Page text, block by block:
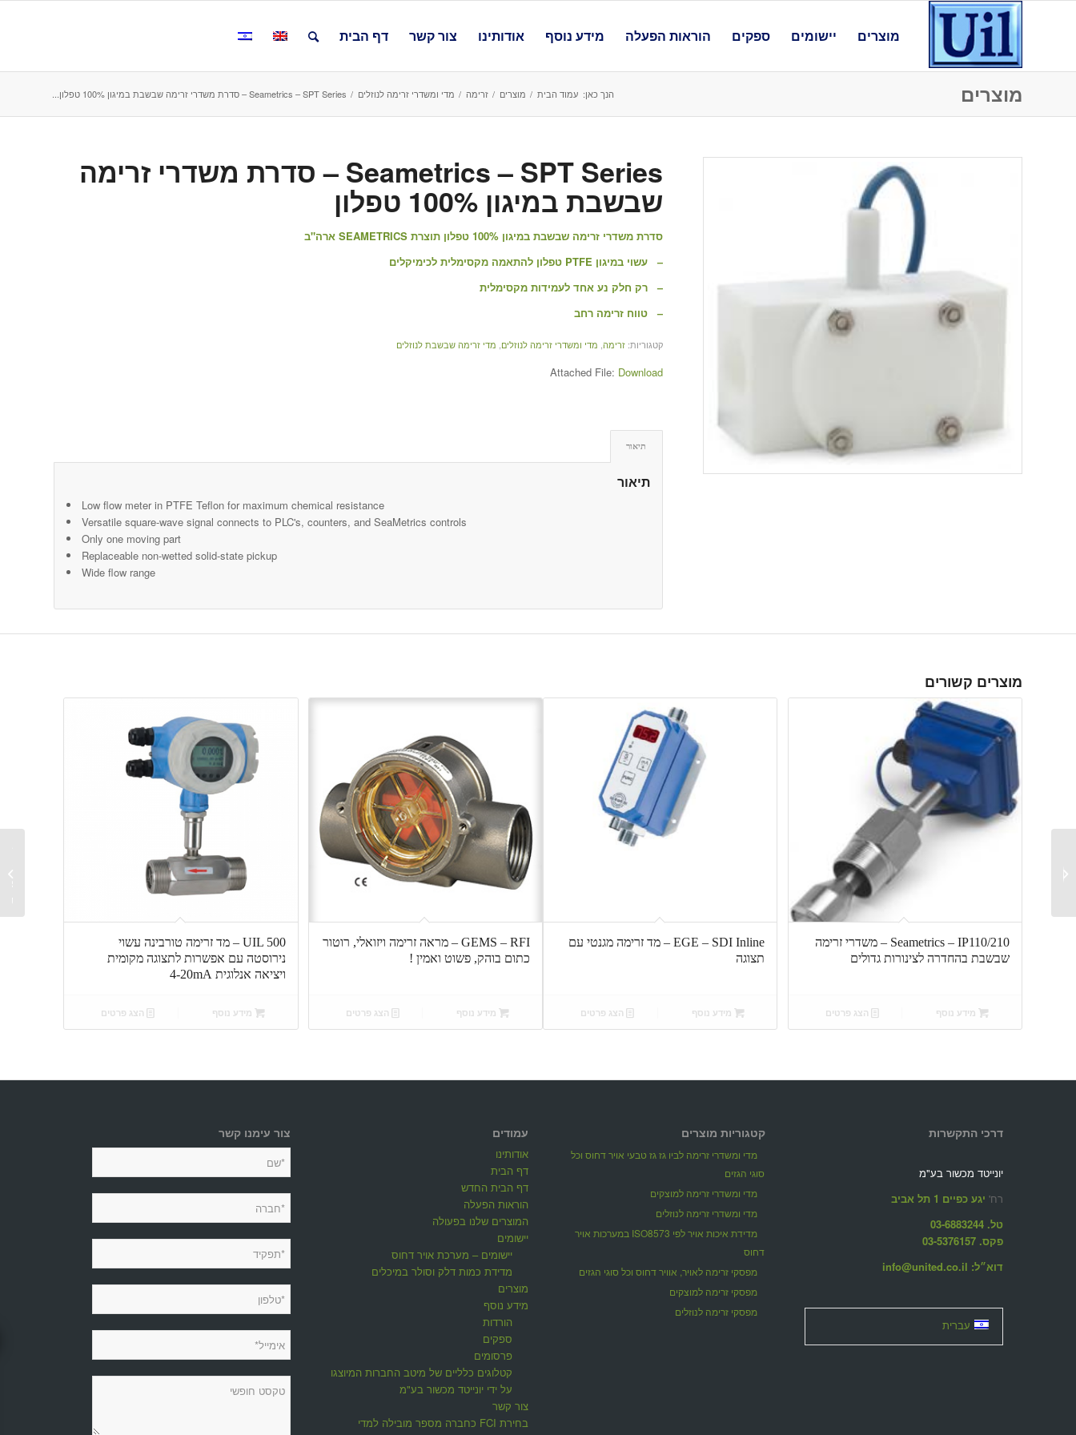
מוצרים יישומים ספקים הוראות הפעלה מידע נוסף אודותינו צור קשר דף הבית
מוצרים הנך כאן: עמוד הבית / מוצרים / זרימה / מדי ומשדרי זרימה לנוזלים / Seametrics – SPT Series – סדרת משדרי זרימה שבשבת במיגון 100% טפלון...
Seametrics – SPT Series – סדרת משדרי זרימה
שבשבת במיגון 100% טפלון
סדרת משדרי זרימה שבשבת במיגון 100% טפלון תוצרת SEAMETRICS ארה"ב
– עשוי במיגון PTFE טפלון להתאמה מקסימלית לכימיקלים
– רק חלק נע אחד לעמידות מקסימלית
– טווח זרימה רחב
קטגוריות:זרימה מדי ומשדרי זרימה לנוזלים מדי זרימה שבשבת לנוזלים
Attached File: Download
תיאור
תיאור
Low flow meter in PTFE Teflon for maximum chemical resistance
Versatile square-wave signal connects to PLC's, counters, and SeaMetrics controls
Only one moving part
Replaceable non-wetted solid-state pickup
Wide flow range
מוצרים קשורים
Seametrics – IP110/210 – משדרי זרימה
שבשבת בהחדרה לצינורות גדולים
מידע נוסף הצג פרטים
EGE – SDI Inline – מד זרימה מגנטי עם
תצוגה
מידע נוסף הצג פרטים
GEMS – RFI – מראה זרימה ויזואלי, רוטור
כתום בוהק, פשוט ואמין !
מידע נוסף הצג פרטים
UIL 500 – מד זרימה טורבינה עשוי
נירוסטה עם אפשרות לתצוגה מקומית
ויציאה אנלוגית 4-20mA
מידע נוסף הצג פרטים
צור עימנו קשר עמודים
אודותינו
דף הבית
דף הבית החדש
הוראות הפעלה
המוצרים שלנו בפעולה
יישומים
יישומים – מערכת אויר דחוס
מדידת כמות דלק וסולר במיכלים
מוצרים
מידע נוסף
הורדות
ספקים
פרסומים
קטלוגים כלליים של מיטב החברות המיוצגות
על ידי יונייטד מכשור בע"מ
צור קשר
בחירת FCI כחברה מספר מובילה למדי
קטגוריות מוצרים
מדי ומשדרי זרימה לביו גז גז טבעי אויר דחוס וכל
סוגי הגזים
מדי ומשדרי זרימה למוצקים
מדי ומשדרי זרימה לנוזלים
מדידת איכות אויר לפי ISO8573 במערכות אויר
דחוס
מפסקי זרימה לאויר, אוויר דחוס וכל סוגי הגזים
מפסקי זרימה למוצקים
מפסקי זרימה לנוזלים
דרכי התקשרות
יונייטד מכשור בע"מ
רח' יגע כפיים 1 תל אביב
טל. 03-6883244
פקס. 03-5376157
דוא״ל: info@united.co.il
עברית
מד
Seametrics – IP110/210
– משדרי זרימה שבשבת
בהחדרה לצינורות
גדולים...